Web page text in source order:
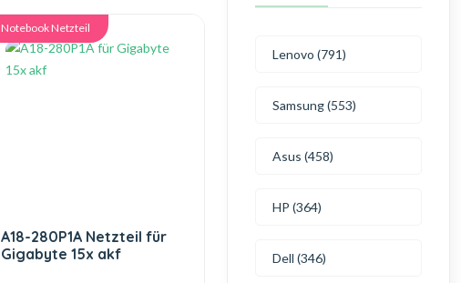
Notebook Netzteil
A18-280P1A Netzteil für
Gigabyte 15x akf
Lenovo (791)
Samsung (553)
Asus (458)
HP (364)
Dell (346)